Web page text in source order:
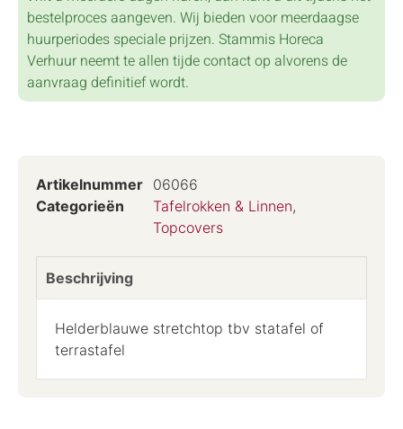
bestelproces aangeven. Wij bieden voor meerdaagse
huurperiodes speciale prijzen. Stammis Horeca
Verhuur neemt te allen tijde contact op alvorens de
aanvraag definitief wordt.
Artikelnummer 06066
Categorieën
Tafelrokken & Linnen,
Topcovers
Beschrijving
Helderblauwe stretchtop tbv statafel of
terrastafel